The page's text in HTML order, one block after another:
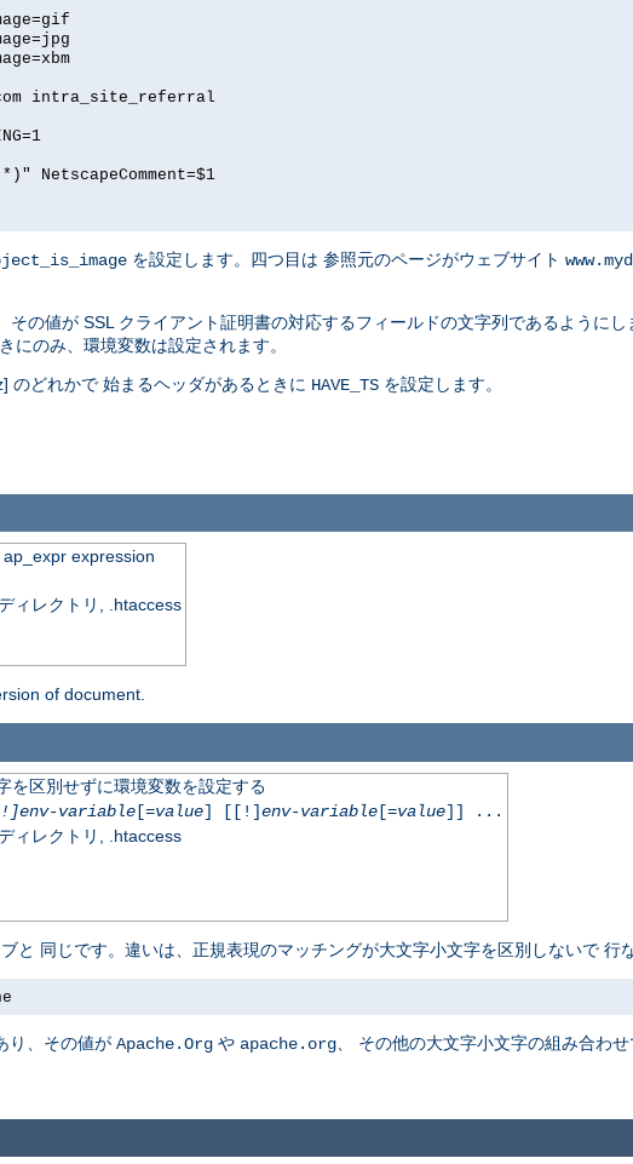
intra_site_referral
NetscapeComment=$1
を設定します。四つ目は 参照元のページがウェブサイト
その値が SSL クライアント証明書の対応するフィールドの文字列であるように
にのみ、環境変数は設定されます。
のどれかで 始まるヘッダがあるときに HAVE_TS を設定します。
expression
ィレクトリ, .htaccess
of document.
を区別せずに環境変数を設定する
variable[=value] [[!]env-variable[=value]] ...
ィレクトリ, .htaccess
と 同じです。違いは、正規表現のマッチングが大文字小文字を区別しないで 行
り、その値が Apache.Org や apache.org 、 その他の大文字小文字の組み合わ